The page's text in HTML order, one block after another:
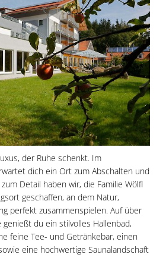
der Ruhe schenkt. Im
dich ein Ort zum Abschalten und
Detail haben wir, die Familie Wölfl
geschaffen, an dem Natur,
perfekt zusammenspielen. Auf über
genießt du ein stilvolles Hallenbad,
feine Tee- und Getränkebar, einen
eine hochwertige Saunalandschaft